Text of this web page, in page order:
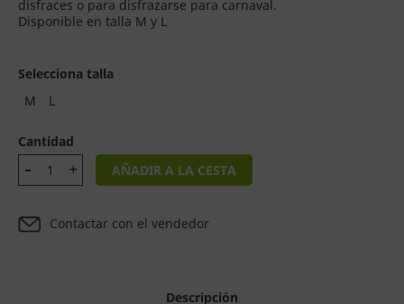
disfraces o para disfrazarse para carnaval.
Disponible en talla M y L
Selecciona talla
M
L
Cantidad
AÑADIR A LA CESTA
Contactar con el vendedor
Descripción